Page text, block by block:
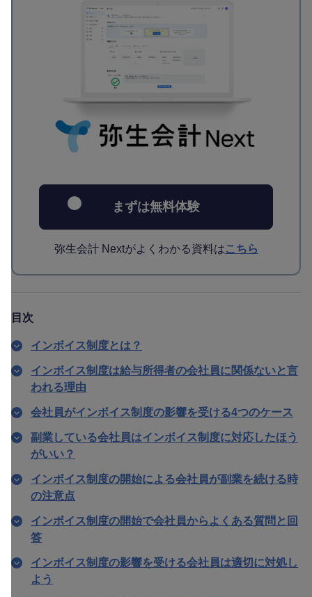
まずは無料体験
弥生会計 Nextがよくわかる資料はこちら
目次
インボイス制度とは？
インボイス制度は給与所得者の会社員に関係ないと言
われる理由
会社員がインボイス制度の影響を受ける4つのケース
副業している会社員はインボイス制度に対応したほう
がいい？
インボイス制度の開始による会社員が副業を続ける時
の注意点
インボイス制度の開始で会社員からよくある質問と回
答
インボイス制度の影響を受ける会社員は適切に対処し
よう